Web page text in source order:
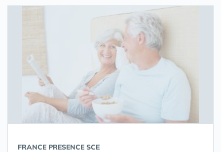
FRANCE PRESENCE SCE